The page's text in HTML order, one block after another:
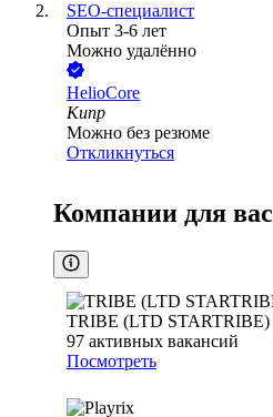
SEO-специалист
Опыт 3-6 лет
Можно удалённо
HelioCore
Кипр
Можно без резюме
Откликнуться
Компании для вас
TRIBE (LTD STARTRIBE)
97 активных вакансий
Посмотреть